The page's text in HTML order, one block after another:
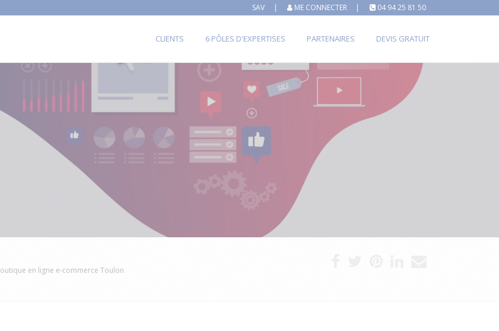
SAV | ME CONNECTER | 04 94 25 81 50
CLIENTS 6 PÔLES D'EXPERTISES PARTENAIRES DEVIS GRATUIT
en ligne e-commerce Toulon